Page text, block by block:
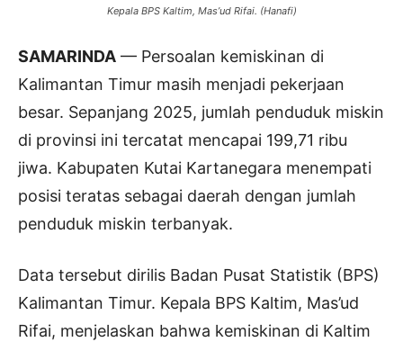
Kepala BPS Kaltim, Mas’ud Rifai. (Hanafi)
SAMARINDA — Persoalan kemiskinan di
Kalimantan Timur masih menjadi pekerjaan
besar. Sepanjang 2025, jumlah penduduk miskin
di provinsi ini tercatat mencapai 199,71 ribu
jiwa. Kabupaten Kutai Kartanegara menempati
posisi teratas sebagai daerah dengan jumlah
penduduk miskin terbanyak.
Data tersebut dirilis Badan Pusat Statistik (BPS)
Kalimantan Timur. Kepala BPS Kaltim, Mas’ud
Rifai, menjelaskan bahwa kemiskinan di Kaltim